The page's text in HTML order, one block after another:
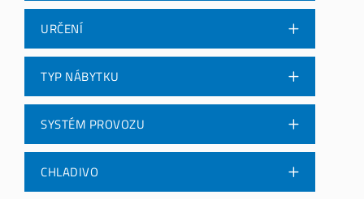
URČENÍ
TYP NÁBYTKU
SYSTÉM PROVOZU
CHLADIVO